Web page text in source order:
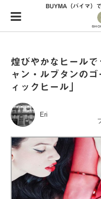
Menu
HOME
34歳独身OLバイマ実践記
ファッショントレンドを発信
BUYMAで人気のブランド
BUYMAの売れ筋商品
BUYMA（バイマ）
煌びやかなヒール
ャン・ルブタンの
ィックヒール」
Eri